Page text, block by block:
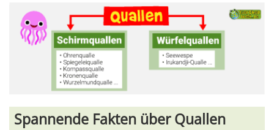
Spannende Fakten über Quallen